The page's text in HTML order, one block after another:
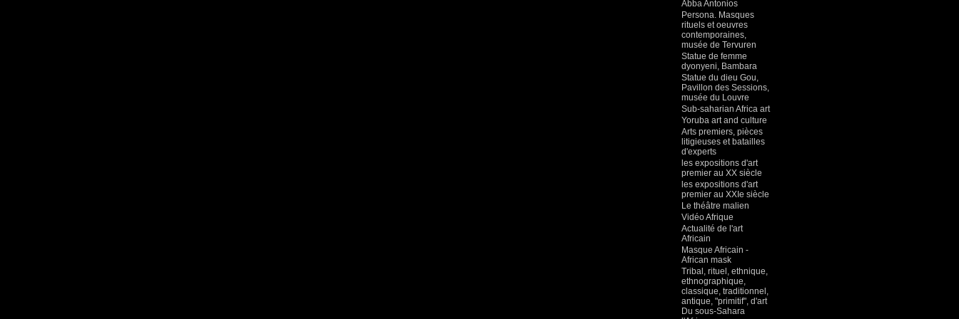
Abba Antonios
Persona. Masques
rituels et oeuvres
contemporaines,
musée de Tervuren
Statue de femme
dyonyeni, Bambara
Statue du dieu Gou,
Pavillon des Sessions,
musée du Louvre
Sub-saharian Africa art
Yoruba art and culture
Arts premiers, pièces
litigieuses et batailles
d'experts
les expositions d'art
premier au XX siècle
les expositions d'art
premier au XXIe siècle
Le théâtre malien
Vidéo Afrique
Actualité de l'art
Africain
Masque Africain -
African mask
Tribal, rituel, ethnique,
ethnographique,
classique, traditionnel,
antique, "primitif", d'art
Du sous-Sahara